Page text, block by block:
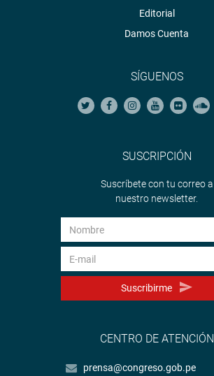
Editorial
Damos Cuenta
SÍGUENOS
SUSCRIPCIÓN
Suscríbete con tu correo a
nuestro newsletter.
Suscribirme
CENTRO DE ATENCIÓN
prensa@congreso.gob.pe